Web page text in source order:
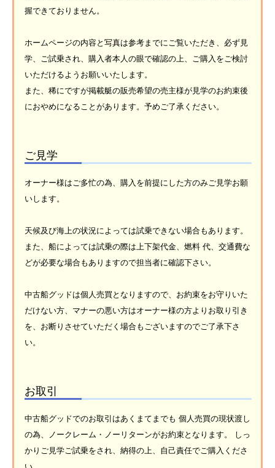
握できておりません。
ホームページの内容と写真は参考までにご覧いただき、必ず見
学、ご試乗され、購入者本人の眼で確認の上、ご購入をご検討
いただけるようお願いいたします。
また、稀にですが掲載艇の販売希望の売主様が見学のお約束後
におやめになることがあります。予めご了承ください。
ご見学
オーナー様はご多忙の為、購入を前提にした方のみご見学お願
いします。
天候及び海上の状況によっては試乗できない場合もあります。
また、船によっては試乗の際は上下架代金、燃料 代、交通費な
どが必要な場合もありますので担当者に確認下さい。
中古船グッドは個人売買となりますので、お約束をお守りいた
だけない方、マナーの悪い方はオーナー様の方よりお取り引き
を、お断りさせていただく場合もございますのでご了承下さ
い。
お取引
中古船グッドでのお取引はあくまてまでも 個人売買の現状渡し
の為、ノークレーム・ノーリターンがお約束となります。 しっ
かりご見学ご試乗をされ、納得の上、自己責任でご購入くださ